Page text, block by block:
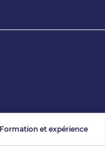
Formation et expérience